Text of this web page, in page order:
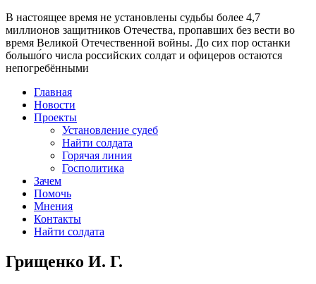
В настоящее время не установлены судьбы более 4,7
миллионов защитников Отечества, пропавших без вести во
время Великой Отечественной войны. До сих пор останки
большо́го числа российских солдат и офицеров остаются
непогребёнными
Главная
Новости
Проекты
Установление судеб
Найти солдата
Горячая линия
Госполитика
Зачем
Помочь
Мнения
Контакты
Найти солдата
Грищенко И. Г.